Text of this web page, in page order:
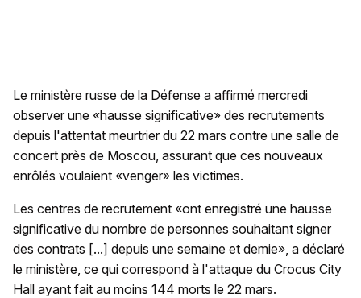
Le ministère russe de la Défense a affirmé mercredi
observer une «hausse significative» des recrutements
depuis l'attentat meurtrier du 22 mars contre une salle de
concert près de Moscou, assurant que ces nouveaux
enrôlés voulaient «venger» les victimes.
Les centres de recrutement «ont enregistré une hausse
significative du nombre de personnes souhaitant signer
des contrats [...] depuis une semaine et demie», a déclaré
le ministère, ce qui correspond à l'attaque du Crocus City
Hall ayant fait au moins 144 morts le 22 mars.